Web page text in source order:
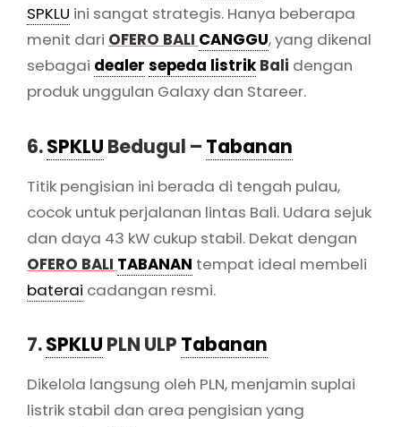
SPKLU ini sangat strategis. Hanya beberapa
menit dari OFERO BALI CANGGU, yang dikenal
sebagai dealer sepeda listrik Bali dengan
produk unggulan Galaxy dan Stareer.
6.SPKLU Bedugul – Tabanan
Titik pengisian ini berada di tengah pulau,
cocok untuk perjalanan lintas Bali. Udara sejuk
dan daya 43 kW cukup stabil. Dekat dengan
OFERO BALI TABANAN tempat ideal membeli
baterai cadangan resmi.
7.SPKLU PLN ULP Tabanan
Dikelola langsung oleh PLN, menjamin suplai
listrik stabil dan area pengisian yang